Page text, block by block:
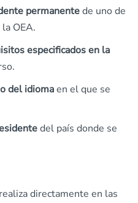
permanentede uno de
OEA.
especificados en la
del idiomaen el que se
del país donde se
directamente en las